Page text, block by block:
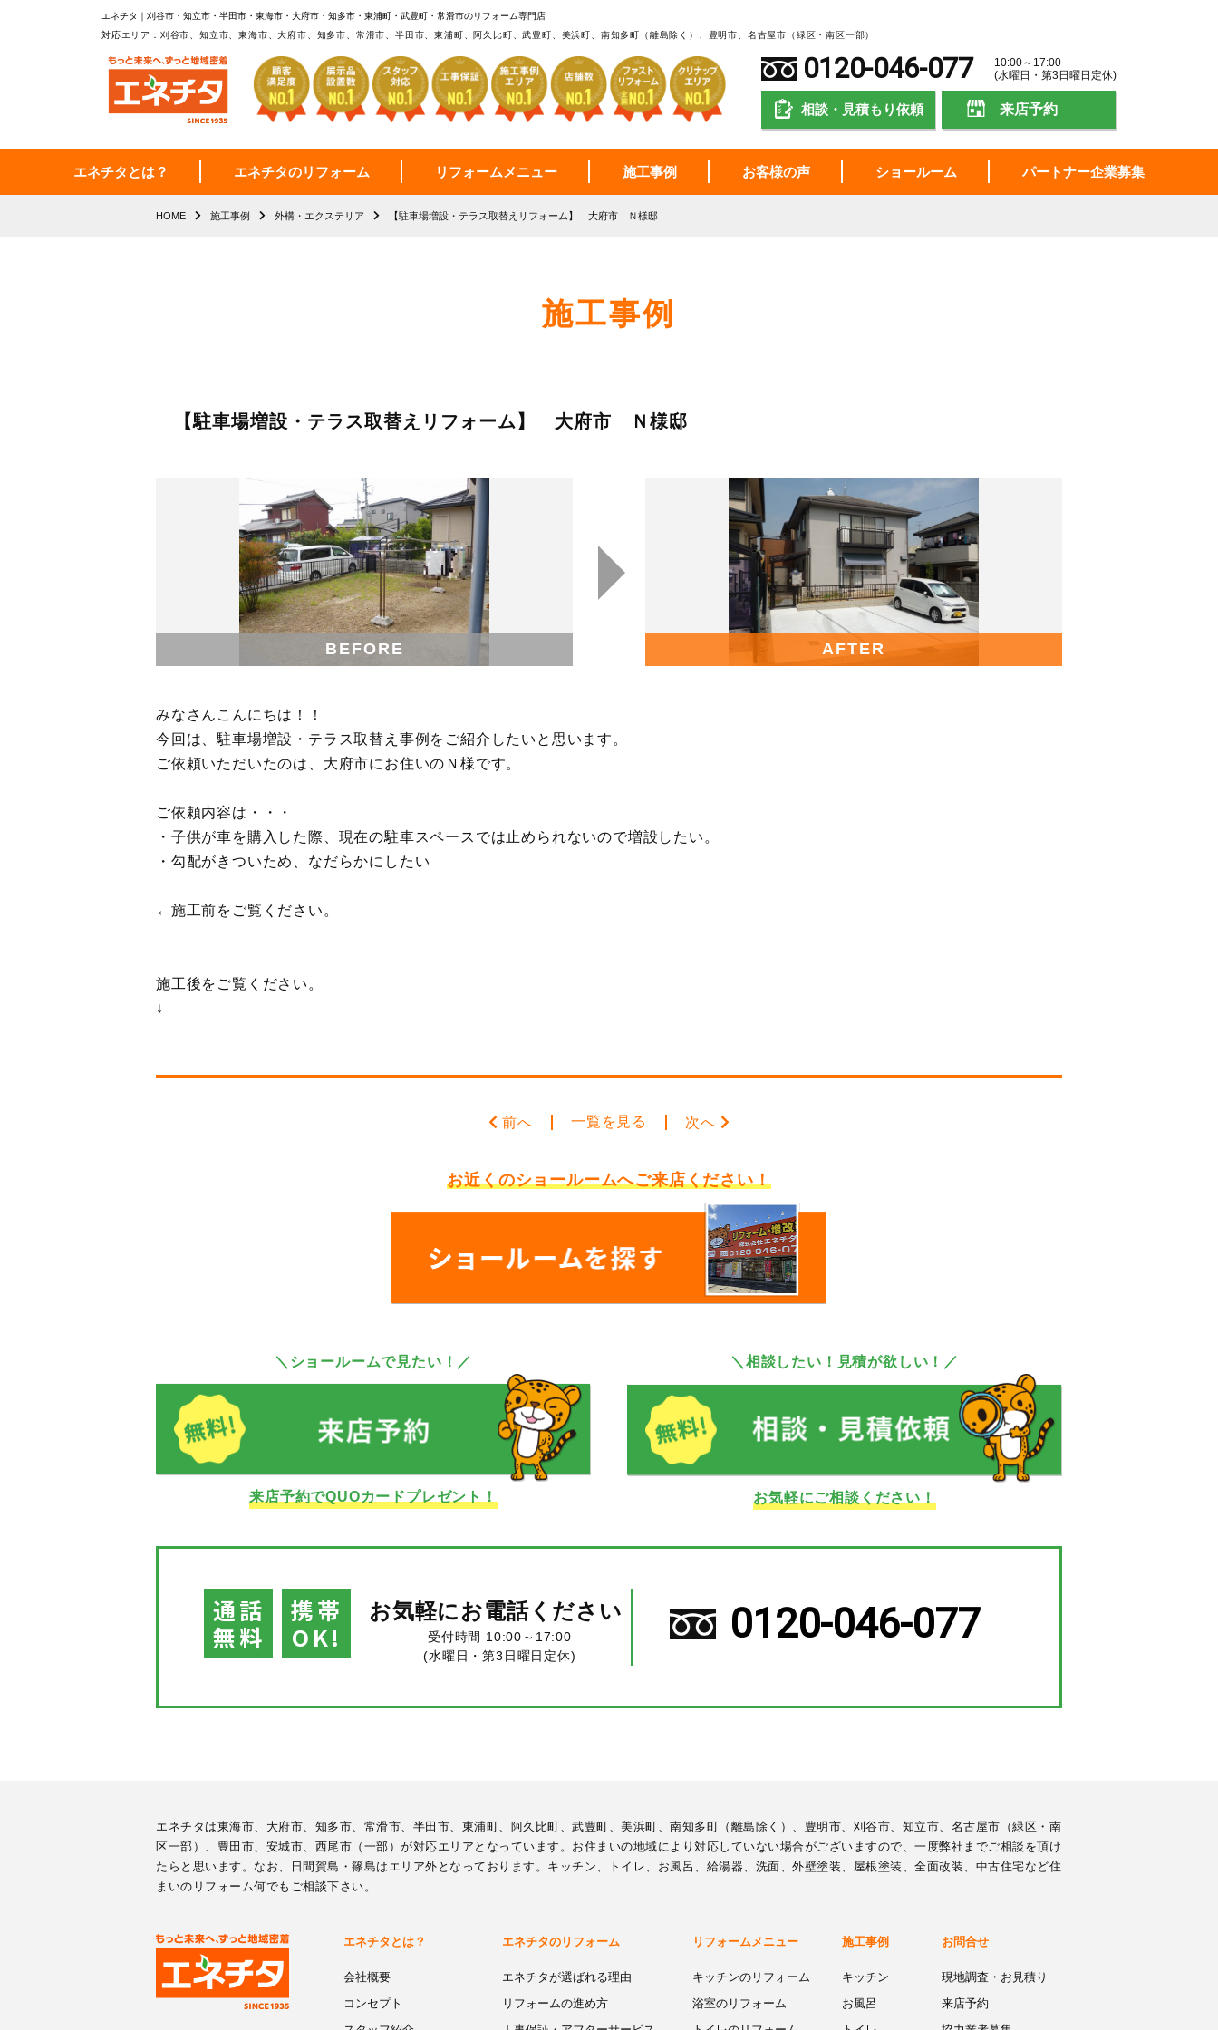
エネチタ｜刈谷市・知立市・半田市・東海市・大府市・知多市・東浦町・武豊町・常滑市のリフォーム専門店
対応エリア：刈谷市、知立市、東海市、大府市、知多市、常滑市、半田市、東浦町、阿久比町、武豊町、美浜町、南知多町（離島除く）、豊明市、名古屋市（緑区・南区一部）
0120-046-077
10:00～17:00
(水曜日・第3日曜日定休)
相談・見積もり依頼 来店予約
エネチタとは？ エネチタのリフォーム リフォームメニュー 施工事例 お客様の声 ショールーム パートナー企業募集
HOME 施工事例 外構・エクステリア 【駐車場増設・テラス取替えリフォーム】 大府市 Ｎ様邸
施工事例
【駐車場増設・テラス取替えリフォーム】 大府市 Ｎ様邸
BEFORE AFTER
みなさんこんにちは！！
今回は、駐車場増設・テラス取替え事例をご紹介したいと思います。
ご依頼いただいたのは、大府市にお住いのＮ様です。
ご依頼内容は・・・
・子供が車を購入した際、現在の駐車スペースでは止められないので増設したい。
・勾配がきついため、なだらかにしたい
←施工前をご覧ください。
施工後をご覧ください。
↓
前へ 一覧を見る 次へ
お近くのショールームへご来店ください！
＼ショールームで見たい！／
来店予約でQUOカードプレゼント！
＼相談したい！見積が欲しい！／
お気軽にご相談ください！
通話
無料
携帯
OK!
お気軽にお電話ください
受付時間 10:00～17:00
(水曜日・第3日曜日定休)
0120-046-077
エネチタは東海市、大府市、知多市、常滑市、半田市、東浦町、阿久比町、武豊町、美浜町、南知多町（離島除く）、豊明市、刈谷市、知立市、名古屋市（緑区・南
区一部）、豊田市、安城市、西尾市（一部）が対応エリアとなっています。お住まいの地域により対応していない場合がございますので、一度弊社までご相談を頂け
たらと思います。なお、日間賀島・篠島はエリア外となっております。キッチン、トイレ、お風呂、給湯器、洗面、外壁塗装、屋根塗装、全面改装、中古住宅など住
まいのリフォーム何でもご相談下さい。
エネチタとは？
会社概要
コンセプト
エネチタのリフォーム
エネチタが選ばれる理由
リフォームの進め方
リフォームメニュー
キッチンのリフォーム
浴室のリフォーム
施工事例
キッチン
お風呂
お問合せ
現地調査・お見積り
来店予約